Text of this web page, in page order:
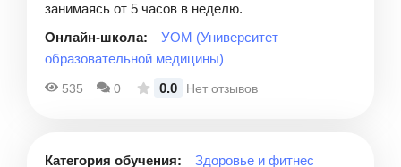
занимаясь от 5 часов в неделю.
Онлайн-школа:
УОМ (Университет
образовательной медицины)
535 0 0.0 Нет отзывов
Категория обучения: Здоровье и фитнес